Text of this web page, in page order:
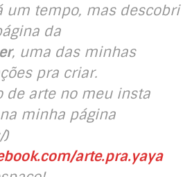
um tempo, mas descobri
da
, uma das minhas
pra criar.
de arte no meu insta
minha página
)
arte.pra.yaya